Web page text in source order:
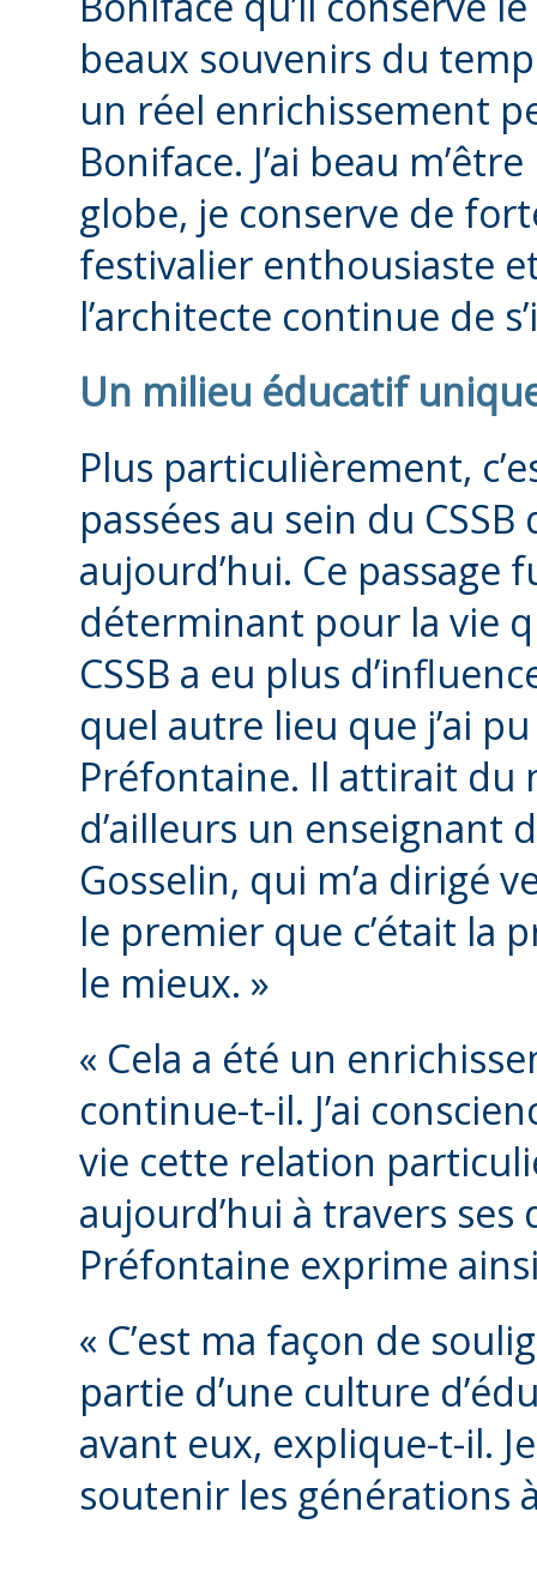
beaux souvenirs du
un réel enrichissement
Boniface. J’ai beau
globe, je conserve de
festivalier enthousiaste
l’architecte continue de
Un milieu éducatif
Plus particulièrement,
passées au sein du
aujourd’hui. Ce
déterminant pour la vie
CSSB a eu plus
quel autre lieu que j’ai
Préfontaine. Il attirait du
d’ailleurs un enseignant
Gosselin, qui m’a dirigé
le premier que c’était la
le mieux. »
« Cela a été un
continue-t-il. J’ai
vie cette relation
aujourd’hui à travers ses
Préfontaine exprime
« C’est ma façon de
partie d’une culture
avant eux, explique-t-il.
soutenir les générations